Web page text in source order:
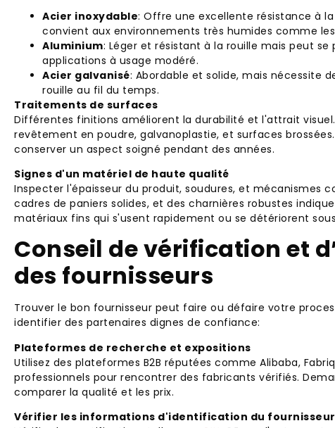
Acier inoxydable: Offre une excellente résistance à
convient aux environnements très humides comme
Aluminium: Léger et résistant à la rouille mais peut se
applications à usage modéré.
Acier galvanisé: Abordable et solide, mais nécessite
rouille au fil du temps.
Traitements de surfaces
Différentes finitions améliorent la durabilité et l'attrait
revêtement en poudre, galvanoplastie, et surfaces
conserver un aspect soigné pendant des années.
Signes d'un matériel de haute qualité
Inspecter l'épaisseur du produit, soudures, et mécanismes
cadres de paniers solides, et des charnières robustes
matériaux fins qui s'usent rapidement ou se détériorent
Conseil de vérification et
des fournisseurs
Trouver le bon fournisseur peut faire ou défaire votre
identifier des partenaires dignes de confiance:
Plateformes de recherche et expositions
Utilisez des plateformes B2B réputées comme Alibaba,
professionnels pour rencontrer des fabricants vérifiés.
comparer la qualité et les prix.
Vérifier les informations d'identification du fournisseur